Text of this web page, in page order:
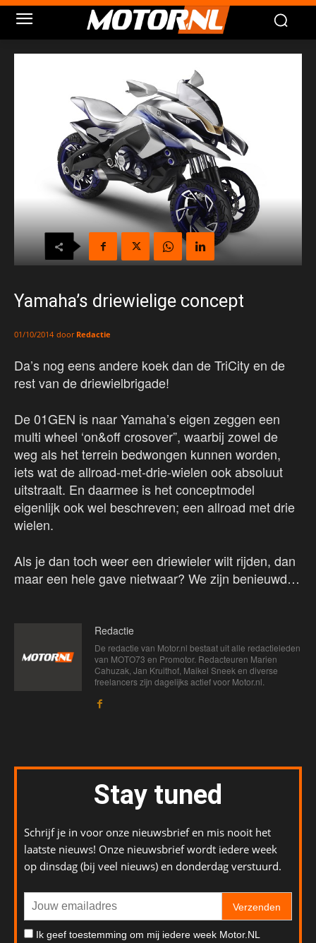
Yamaha’s driewielige concept
01/10/2014 door Redactie
Da’s nog eens andere koek dan de TriCity en de
rest van de driewielbrigade!
De 01GEN is naar Yamaha’s eigen zeggen een
multi wheel ‘on&off crosover”, waarbij zowel de
weg als het terrein bedwongen kunnen worden,
iets wat de allroad-met-drie-wielen ook absoluut
uitstraalt. En daarmee is het conceptmodel
eigenlijk ook wel beschreven; een allroad met drie
wielen.
Als je dan toch weer een driewieler wilt rijden, dan
maar een hele gave nietwaar? We zijn benieuwd…
Redactie
De redactie van Motor.nl bestaat uit alle redactieleden
van MOTO73 en Promotor. Redacteuren Marien
Cahuzak, Jan Kruithof, Maikel Sneek en diverse
freelancers zijn dagelijks actief voor Motor.nl.
Stay tuned
Schrijf je in voor onze nieuwsbrief en mis nooit het
laatste nieuws! Onze nieuwsbrief wordt iedere week
op dinsdag (bij veel nieuws) en donderdag verstuurd.
Verzenden
Ik geef toestemming om mij iedere week Motor.NL